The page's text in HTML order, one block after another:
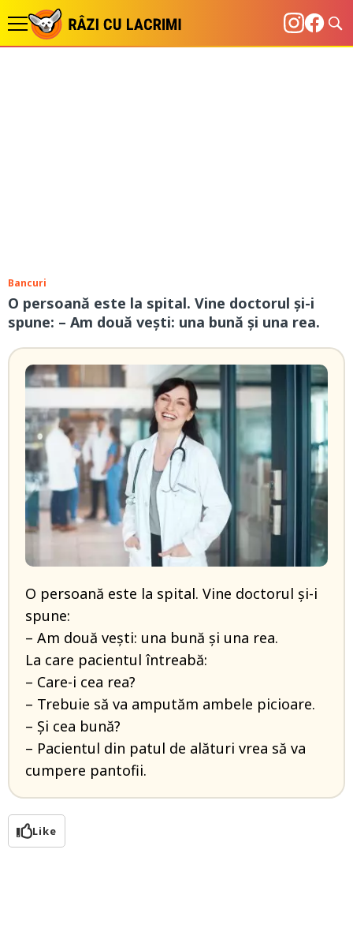
Bancuri
O persoană este la spital. Vine doctorul și-i
spune: – Am două vești: una bună și una rea.
O persoană este la spital. Vine doctorul și-i
spune:
– Am două vești: una bună și una rea.
La care pacientul întreabă:
– Care-i cea rea?
– Trebuie să va amputăm ambele picioare.
– Și cea bună?
– Pacientul din patul de alături vrea să va
cumpere pantofii.
Like